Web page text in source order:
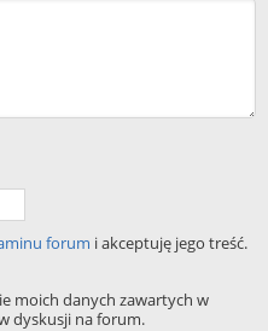
forum i akceptuję jego treść.
moich danych zawartych w
dyskusji na forum.